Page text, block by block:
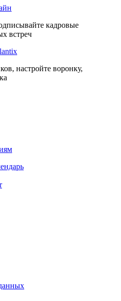
кадровые
встреч
настройте воронку,